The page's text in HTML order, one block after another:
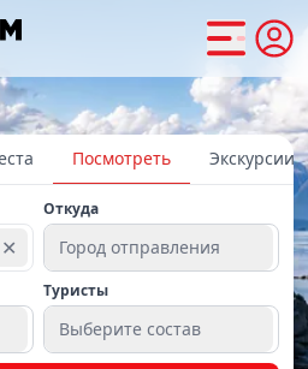
Посмотреть Экскурсии
✕
Откуда
Город отправления
Туристы
Выберите состав